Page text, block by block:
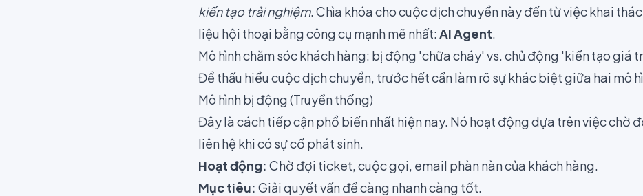
kiến tạo trải nghiệm. Chìa khóa cho cuộc dịch chuyển này đến từ việc khai
liệu hội thoại bằng công cụ mạnh mẽ nhất:AI Agent.
Mô hình chăm sóc khách hàng: bị động 'chữa cháy' vs. chủ động 'kiến tạo giá
Để thấu hiểu cuộc dịch chuyển, trước hết cần làm rõ sự khác biệt giữa hai mô
Mô hình bị động (Truyền thống)
Đây là cách tiếp cận phổ biến nhất hiện nay. Nó hoạt động dựa trên việc chờ
liên hệ khi có sự cố phát sinh.
Hoạt động: Chờ đợi ticket, cuộc gọi, email phàn nàn của khách hàng.
Mục tiêu: Giải quyết vấn đề càng nhanh càng tốt.